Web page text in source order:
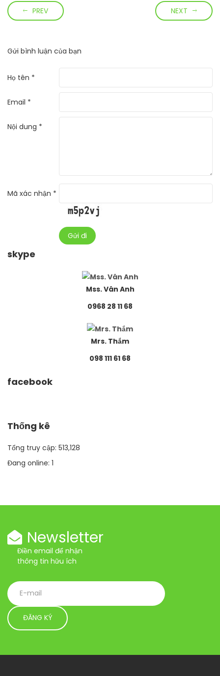
PREV NEXT
Gửi bình luận của bạn
Họ tên *
Email *
Nội dung *
Mã xác nhận *
skype
Mss. Vân Anh
0968 28 11 68
Mrs. Thắm
098 111 61 68
facebook
Thống kê
Tổng truy cập: 513,128
Đang online: 1
Newsletter
Điền email để nhận
thông tin hữu ích